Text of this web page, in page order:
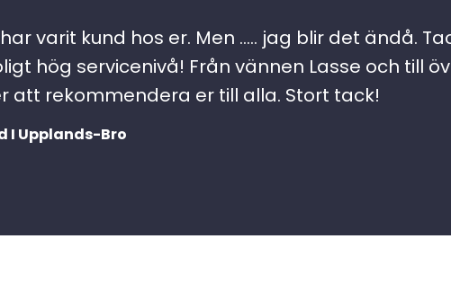
varit kund hos er. Men ….. jag blir det ändå.
hög servicenivå! Från vännen Lasse och till
att rekommendera er till alla. Stort tack!
I Upplands-Bro